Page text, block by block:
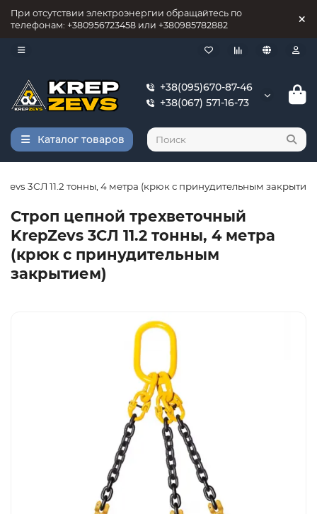
При отсутствии электроэнергии обращайтесь по
телефонам: +380956723458 или +380985782882
+38(095)670-87-46
+38(067) 571-16-73
Каталог товаров
3СЛ 11.2 тонны, 4 метра (крюк с принудительным
Строп цепной трехветочный
KrepZevs 3СЛ 11.2 тонны, 4 метра
(крюк с принудительным
закрытием)